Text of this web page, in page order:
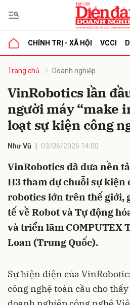
CHÍNH TRỊ - XÃ HỘI VCCI
Trang chủ Doanh nghiệp
VinRobotics lần
người máy “make
loạt sự kiện công
Như Vũ 03/06/2026 14:00
VinRobotics đã đưa nền
H3 tham dự chuỗi sự kiện
robotics lớn trên thế giới,
tế về Robot và Tự động
và triển lãm COMPUTEX
Loan (Trung Quốc).
Sự hiện diện của
công nghệ toàn cầu cho
luận